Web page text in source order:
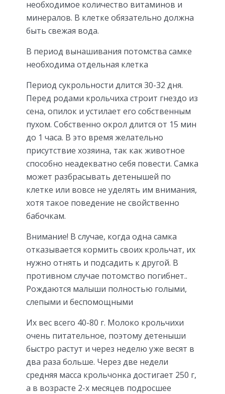
необходимое количество витаминов и
минералов. В клетке обязательно должна
быть свежая вода.
В период вынашивания потомства самке
необходима отдельная клетка
Период сукрольности длится 30-32 дня.
Перед родами крольчиха строит гнездо из
сена, опилок и устилает его собственным
пухом. Собственно окрол длится от 15 мин
до 1 часа. В это время желательно
присутствие хозяина, так как животное
способно неадекватно себя повести. Самка
может разбрасывать детенышей по
клетке или вовсе не уделять им внимания,
хотя такое поведение не свойственно
бабочкам.
Внимание! В случае, когда одна самка
отказывается кормить своих крольчат, их
нужно отнять и подсадить к другой. В
противном случае потомство погибнет..
Рождаются малыши полностью голыми,
слепыми и беспомощными
Их вес всего 40-80 г. Молоко крольчихи
очень питательное, поэтому детеныши
быстро растут и через неделю уже весят в
два раза больше. Через две недели
средняя масса крольчонка достигает 250 г,
а в возрасте 2-х месяцев подросшее